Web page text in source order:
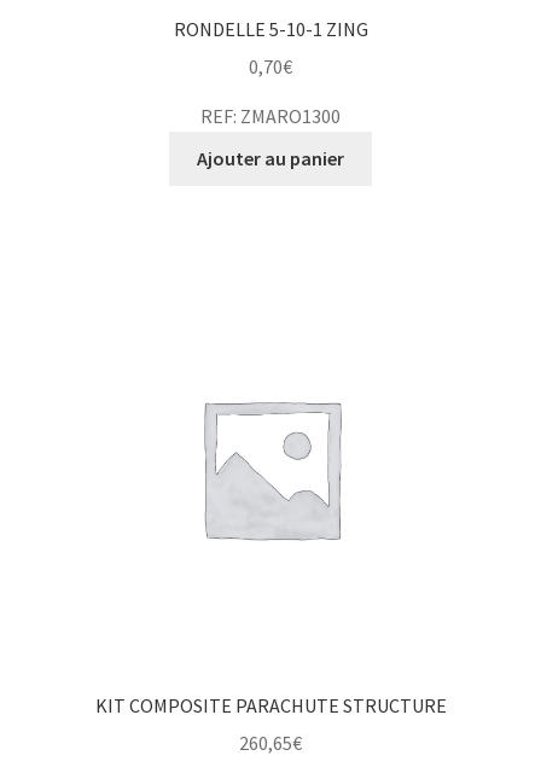
RONDELLE 5-10-1 ZING
0,70€
REF: ZMARO1300
Ajouter au panier
KIT COMPOSITE PARACHUTE STRUCTURE
260,65€